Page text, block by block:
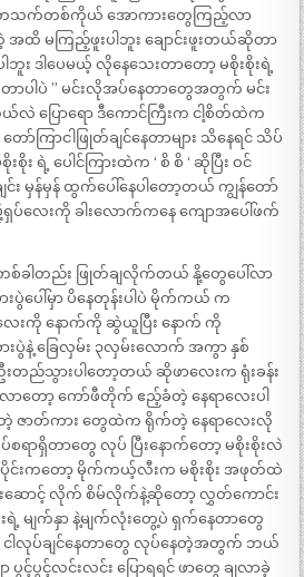
တသက်တစ်ကိုယ် အောကားတွေကြည့်လာ
ထိ မကြည့်ဖူးပါဘူး ချောင်းဖူးတယ်ဆိုတာ
း ဒါပေမယ့် လိုနေသေးတာတော့ မစိုးစိုးရဲ့
ာပါပဲ ” မင်းလိုအပ်နေတာတွေအတွက် မင်း
ပြောရော ဒီကောင်ကြီးက ငါ့စိတ်ထဲက
ကြာငါဖြုတ်ချင်နေတာများ သိနေရင် သိပ်
း ရဲ့ ပေါင်ကြားထဲက ‘ စိ စိ ‘ ဆိုပြီး ဝင်
မှန်မှန် ထွက်ပေါ်နေပါတော့တယ် ကျွန်တော်
ပ်လေးကို ခါးလောက်ကနေ ကျောအပေါ်ဖက်
တစ်ခါတည်း ဖြုတ်ချလိုက်တယ် နို့တွေပေါ်လာ
ပွဲပေါ်မှာ ပိနေတုန်းပါပဲ မိုက်ကယ် က
ေးကို နောက်ကို ဆွဲယူပြီး နောက် ကို
ားပွဲနဲ့ ခြေလှမ်း ၃လှမ်းလောက် အကွာ နှစ်
တည်သွားပါတော့တယ် ဆိုဖာလေးက ရုံးခန်း
ော့ ကော်ဖီတိုက် ဧည့်ခံတဲ့ နေရာလေးပါ
တဲ့ ဇာတ်ကား တွေထဲက ရိုက်တဲ့ နေရာလေးလို
စရာရှိတာတွေ လုပ် ပြီးနောက်တော့ မစိုးစိုးလဲ
က်ပိုင်းကတော့ မိုက်ကယ့်လီးက မစိုးစိုး အဖုတ်ထဲ
းဆောင့် လိုက် စိမ်လိုက်နဲ့ဆိုတော့ လွှတ်ကောင်း
ရဲ့ မျက်နှာ နဲ့မျက်လုံးတွေ့ပဲ ရှက်နေတာတွေ
ငါလုပ်ချင်နေတာတွေ လုပ်နေတဲ့အတွက် ဘယ်
င့်ပွင့်လင်းလင်း ပြောရရင် ဖာတွေ ချလာခဲ့